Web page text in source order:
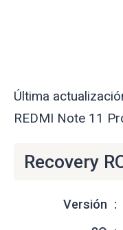
Última
REDMI Note 11
Recovery
Versión